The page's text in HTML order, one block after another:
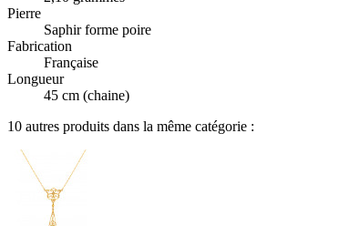
Pierre
Saphir forme poire
Fabrication
Française
Longueur
45 cm (chaine)
10 autres produits dans la même catégorie :